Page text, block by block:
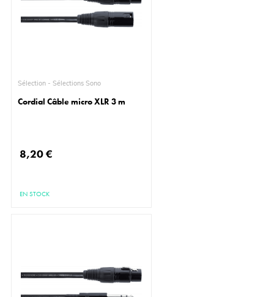
Sélection - Sélections Sono
Cordial Câble micro XLR 3 m
8,20 €
EN STOCK